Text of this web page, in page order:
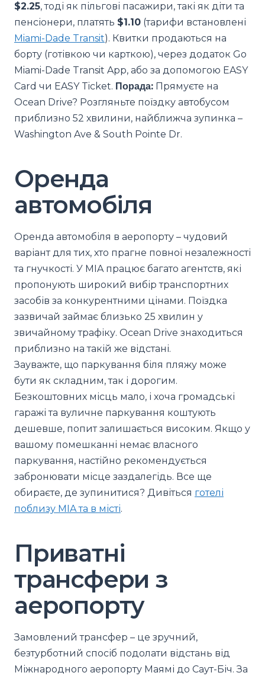
$2.25, тоді як пільгові пасажири, такі як діти та
пенсіонери, платять $1.10 (тарифи встановлені
Miami-Dade Transit). Квитки продаються на
борту (готівкою чи карткою), через додаток Go
Miami-Dade Transit App, або за допомогою EASY
Card чи EASY Ticket. Порада: Прямуєте на
Ocean Drive? Розгляньте поїздку автобусом
приблизно 52 хвилини, найближча зупинка –
Washington Ave & South Pointe Dr.
Оренда
автомобіля
Оренда автомобіля в аеропорту – чудовий
варіант для тих, хто прагне повної незалежності
та гнучкості. У MIA працює багато агентств, які
пропонують широкий вибір транспортних
засобів за конкурентними цінами. Поїздка
зазвичай займає близько 25 хвилин у
звичайному трафіку. Ocean Drive знаходиться
приблизно на такій же відстані.
Зауважте, що паркування біля пляжу може
бути як складним, так і дорогим.
Безкоштовних місць мало, і хоча громадські
гаражі та вуличне паркування коштують
дешевше, попит залишається високим. Якщо у
вашому помешканні немає власного
паркування, настійно рекомендується
забронювати місце заздалегідь. Все ще
обираєте, де зупинитися? Дивіться готелі
поблизу MIA та в місті.
Приватні
трансфери з
аеропорту
Замовлений трансфер – це зручний,
безтурботний спосіб подолати відстань від
Міжнародного аеропорту Маямі до Саут-Біч. За